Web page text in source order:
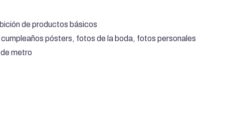
de productos básicos
pósters, fotos de la boda, fotos personales
metro